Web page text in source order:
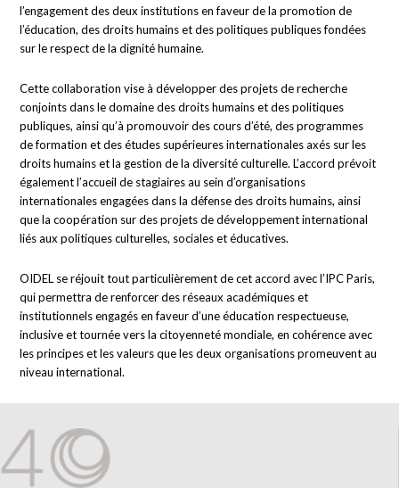
l’engagement des deux institutions en faveur de la promotion de
l’éducation, des droits humains et des politiques publiques fondées
sur le respect de la dignité humaine.
Cette collaboration vise à développer des projets de recherche
conjoints dans le domaine des droits humains et des politiques
publiques, ainsi qu’à promouvoir des cours d’été, des programmes
de formation et des études supérieures internationales axés sur les
droits humains et la gestion de la diversité culturelle. L’accord prévoit
également l’accueil de stagiaires au sein d’organisations
internationales engagées dans la défense des droits humains, ainsi
que la coopération sur des projets de développement international
liés aux politiques culturelles, sociales et éducatives.
OIDEL se réjouit tout particulièrement de cet accord avec l’IPC Paris,
qui permettra de renforcer des réseaux académiques et
institutionnels engagés en faveur d’une éducation respectueuse,
inclusive et tournée vers la citoyenneté mondiale, en cohérence avec
les principes et les valeurs que les deux organisations promeuvent au
niveau international.